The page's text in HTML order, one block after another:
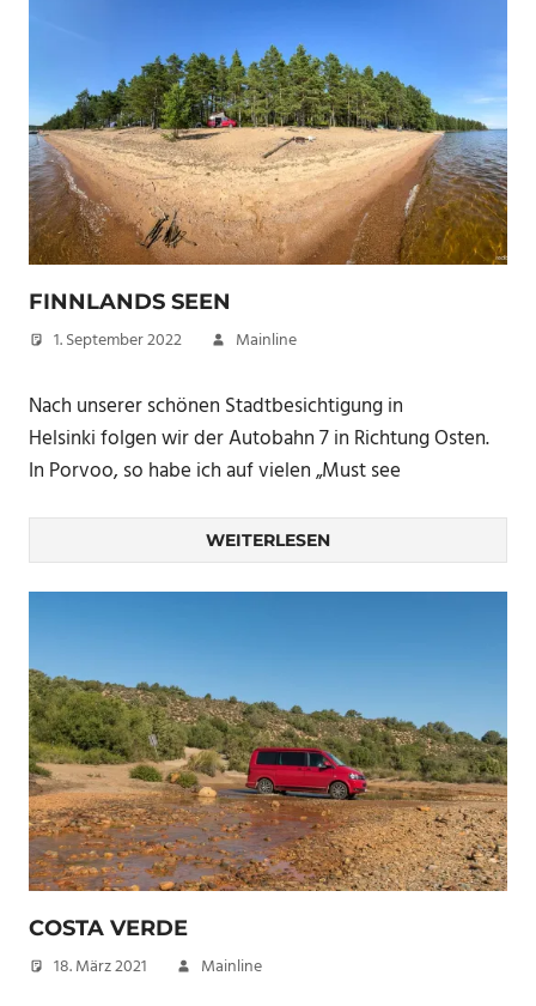
FINNLANDS SEEN
1. September 2022 Mainline
Nach unserer schönen Stadtbesichtigung in
Helsinki folgen wir der Autobahn 7 in Richtung Osten.
In Porvoo, so habe ich auf vielen „Must see
WEITERLESEN
COSTA VERDE
18. März 2021 Mainline